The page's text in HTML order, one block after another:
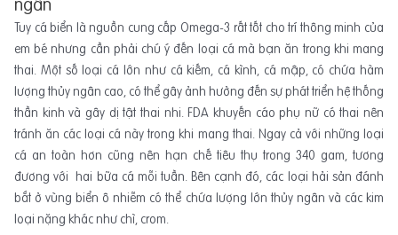
Tuy cá biển là nguồn cung cấp Omega-3 rất tốt cho trí thông minh của
em bé nhưng cần phải chú ý đến loại cá mà bạn ăn trong khi mang
thai. Một số loại cá lớn như cá kiếm, cá kình, cá mập, có chứa hàm
lượng thủy ngân cao, có thể gây ảnh hưởng đến sự phát triển hệ thống
thần kinh và gây dị tật thai nhi. FDA khuyến cáo phụ nữ có thai nên
tránh ăn các loại cá này trong khi mang thai. Ngay cả với những loại
cá an toàn hơn cũng nên hạn chế tiêu thụ trong 340 gam, tương
đương với hai bữa cá mỗi tuần. Bên cạnh đó, các loại hải sản đánh
bắt ở vùng biển ô nhiễm có thể chứa lượng lớn thủy ngân và các kim
loại nặng khác như chì, crom.